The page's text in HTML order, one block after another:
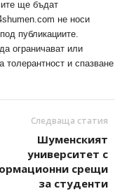
ще бъдат
не носи
публикациите.
ограничават или
толерантност и спазване
Следваща статия
Шуменският
университет с
срещи
за студенти